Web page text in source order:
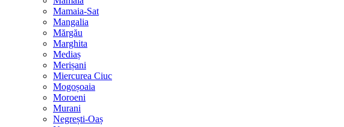
Mamaia-Sat
Mangalia
Mărgău
Marghita
Mediaș
Merișani
Miercurea Ciuc
Mogoșoaia
Moroeni
Murani
Negrești-Oaș